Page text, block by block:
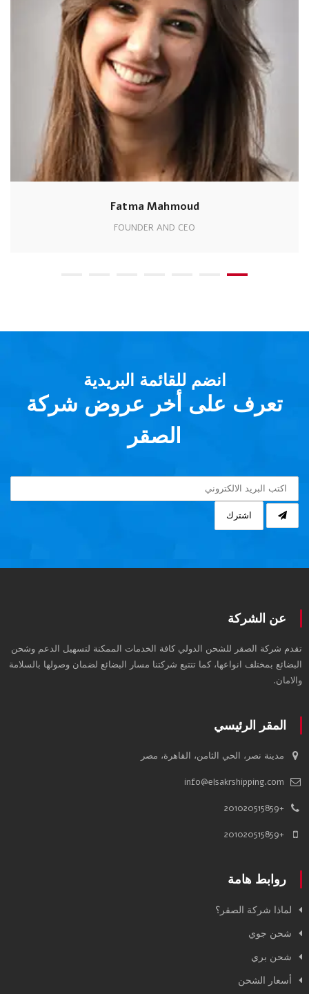
Fatma Mahmoud
FOUNDER AND CEO
انضم للقائمة البريدية
تعرف على أخر عروض شركة
الصقر
اشترك
عن الشركة
تقدم شركة الصقر للشحن الدولي كافة الخدمات الممكنة لتسهيل الدعم وشحن
البضائع بمختلف انواعها، كما تتتبع شركتنا مسار البضائع لضمان وصولها بالسلامة
والامان.
المقر الرئيسي
مدينة نصر، الحي الثامن، القاهرة، مصر
info@elsakrshipping.com
+201020515859
+201020515859
روابط هامة
لماذا شركة الصقر؟
شحن جوي
شحن بري
أسعار الشحن